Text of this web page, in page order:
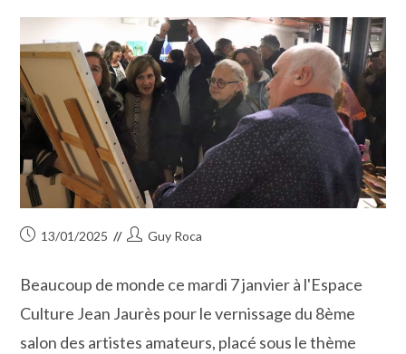
Ont
Ouvert
Une
Belle
Carrière
De
Soprano
Publication
13/01/2025
Auteur/autrice
publication :
Guy Roca
Beaucoup de monde ce mardi 7 janvier à l'Espace
Culture Jean Jaurès pour le vernissage du 8ème
salon des artistes amateurs, placé sous le thème